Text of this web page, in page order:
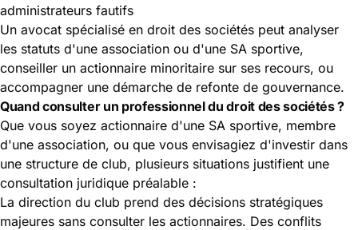
administrateurs fautifs
Un avocat spécialisé en droit des sociétés peut analyser
les statuts d'une association ou d'une SA sportive,
conseiller un actionnaire minoritaire sur ses recours, ou
accompagner une démarche de refonte de gouvernance.
Quand consulter un professionnel du droit des sociétés ?
Que vous soyez actionnaire d'une SA sportive, membre
d'une association, ou que vous envisagiez d'investir dans
une structure de club, plusieurs situations justifient une
consultation juridique préalable :
La direction du club prend des décisions stratégiques
majeures sans consulter les actionnaires. Des conflits